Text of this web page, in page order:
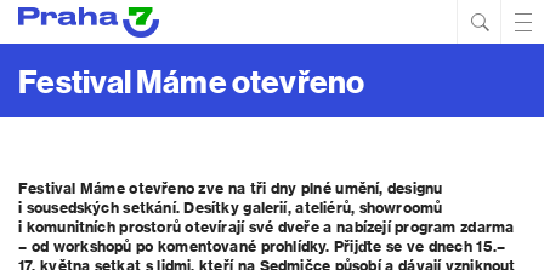
Festival Máme otevřeno
Festival Máme otevřeno zve na tři dny plné umění, designu
i sousedských setkání. Desítky galerií, ateliérů, showroomů
i komunitních prostorů otevírají své dveře a nabízejí program zdarma
– od workshopů po komentované prohlídky. Přijďte se ve dnech 15.–
17. května setkat s lidmi, kteří na Sedmičce působí a dávají vzniknout